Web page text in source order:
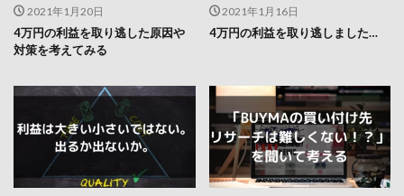
2021年1月20日
4万円の利益を取り逃した原因や
対策を考えてみる
2021年1月16日
4万円の利益を取り逃しました…